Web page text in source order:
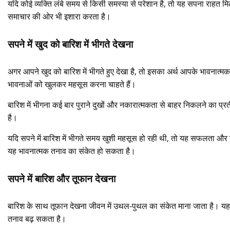
यदि कोई व्यक्ति लंबे समय से किसी समस्या से परेशान है, तो यह सपना राहत
समाचार की ओर भी इशारा करता है।
सपने में खुद को बारिश में भीगते देखना
अगर आपने खुद को बारिश में भीगते हुए देखा है, तो इसका अर्थ आपके
भावनाओं को खुलकर महसूस करना चाहते हैं।
बारिश में भीगना कई बार पुराने दुखों और नकारात्मकता से बाहर निकलने का
है।
यदि सपने में बारिश में भीगते समय खुशी महसूस हो रही थी, तो यह सफलता
यह भावनात्मक तनाव का संकेत हो सकता है।
सपने में बारिश और तूफान देखना
बारिश के साथ तूफान देखना जीवन में उथल-पुथल का संकेत माना जाता है।
तनाव बढ़ सकता है।